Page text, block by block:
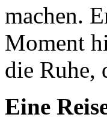
machen.
Moment
die Ruhe,
Eine